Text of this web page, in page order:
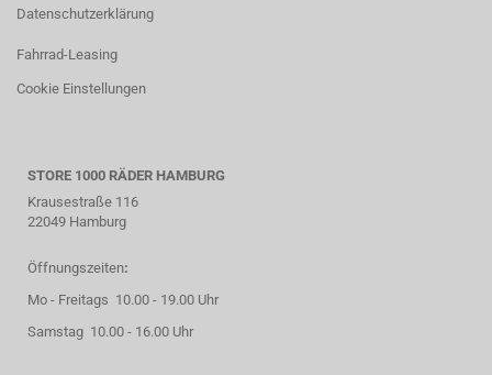
Datenschutzerklärung
Fahrrad-Leasing
Cookie Einstellungen
STORE 1000 RÄDER HAMBURG
Krausestraße 116
22049 Hamburg
Öffnungszeiten:
Mo - Freitags 10.00 - 19.00 Uhr
Samstag 10.00 - 16.00 Uhr